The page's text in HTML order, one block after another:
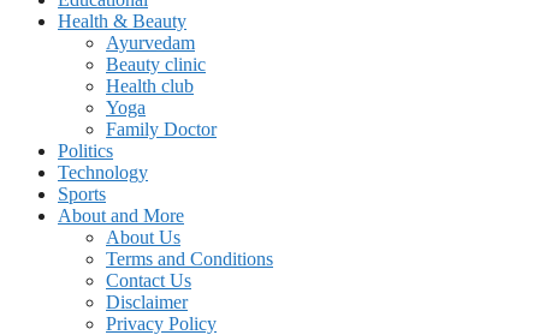
Health & Beauty
Ayurvedam
Beauty clinic
Health club
Yoga
Family Doctor
Politics
Technology
Sports
About and More
About Us
Terms and Conditions
Contact Us
Disclaimer
Privacy Policy